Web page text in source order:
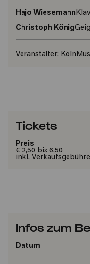
Hajo Wiesemann
Christoph König
Veranstalter:
Tickets
Preis
€ 2,50 bis 6,50
inkl.
Infos zum
Datum